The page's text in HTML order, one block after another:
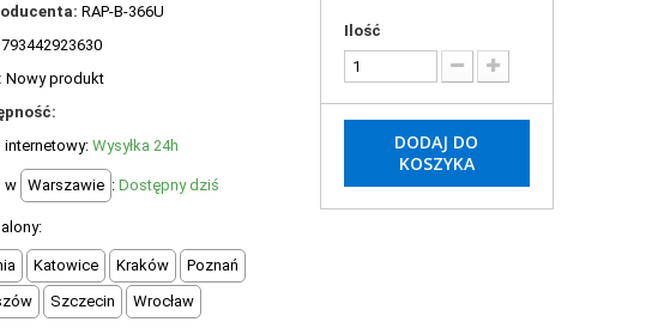
RAP-B-366U
793442923630
Nowy produkt
internetowy: Wysyłka 24h
w Warszawie : Dostępny dziś
Katowice Kraków
Poznań
Szczecin Wrocław
Ilość
DODAJ DO
KOSZYKA